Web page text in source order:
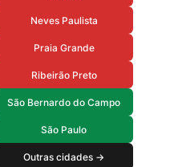
Neves Paulista
Praia Grande
Ribeirão Preto
São Bernardo do Campo
São Paulo
Outras cidades →